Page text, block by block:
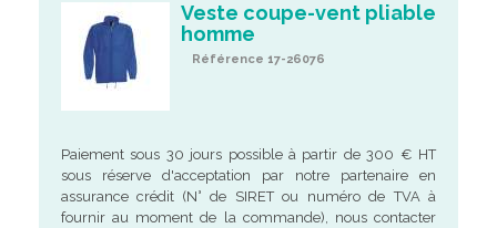
Veste coupe-vent pliable
homme
Référence 17-26076
Paiement sous 30 jours possible à partir de 300 € HT
sous réserve d'acceptation par notre partenaire en
assurance crédit (N° de SIRET ou numéro de TVA à
fournir au moment de la commande), nous contacter